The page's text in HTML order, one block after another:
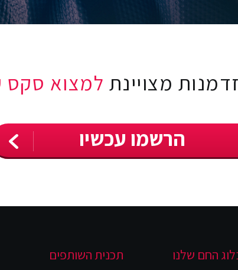
מצויינת למצוא סקס
הרשמו עכשיו
החם שלנו תכנית השותפים